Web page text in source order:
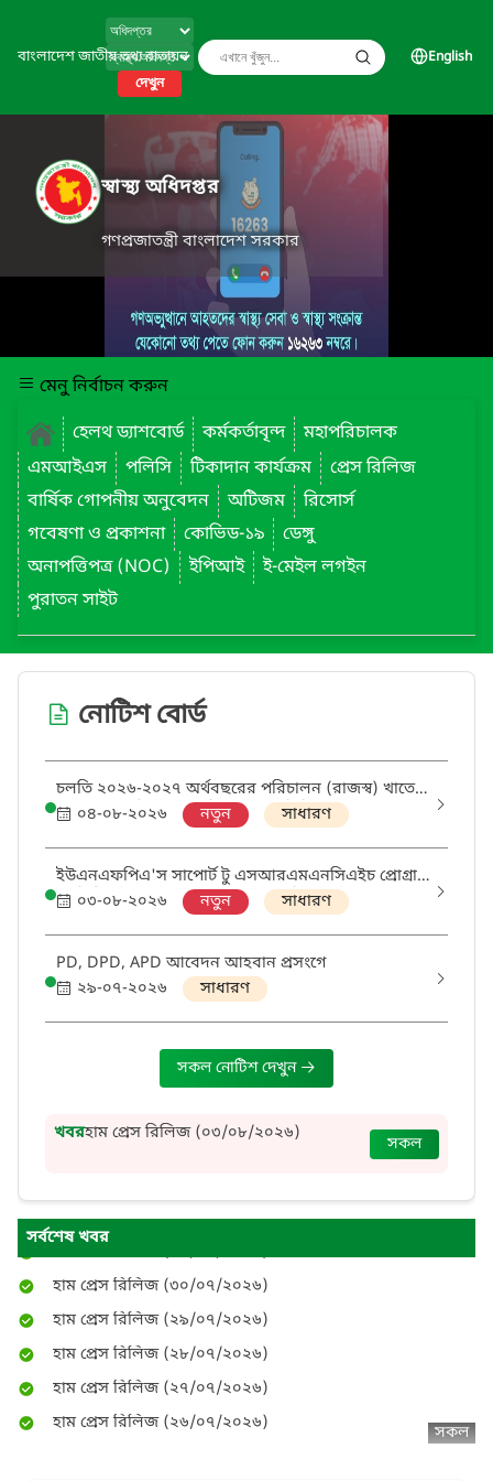
বাংলাদেশ জাতীয় তথ্য বাতায়ন
দেখুন
English
স্বাস্থ্য অধিদপ্তর
গণপ্রজাতন্ত্রী বাংলাদেশ সরকার
মেনু নির্বাচন করুন
হেলথ ড্যাশবোর্ড
কর্মকর্তাবৃন্দ
মহাপরিচালক
এমআইএস
পলিসি টিকাদান কার্যক্রম
প্রেস রিলিজ
বার্ষিক গোপনীয় অনুবেদন
অটিজম
রিসোর্স
গবেষণা ও প্রকাশনা
কোভিড-১৯
ডেঙ্গু
অনাপত্তিপত্র (NOC)
ইপিআই
ই-মেইল লগইন
পুরাতন সাইট
নোটিশ বোর্ড
চলতি ২০২৬-২০২৭ অর্থবছরের পরিচালন (রাজস্ব) খাতে
ক্রয়ের বাৎসরিক ক্রয় পরিকল্পনা (এপিপি) প্রণয়ন প্রসঙ্গে
০৪-০৮-২০২৬ নতুন সাধারণ
ইউএনএফপিএ'স সাপোর্ট টু এসআরএমএনসিএইচ প্রোগ্রাম
থ্রু ডিজিএইচএস প্রকল্পের আওতায় 'মিডওয়াইফ' এবং
'ডিস্ট্রিক্ট এসআরএইচআর কোঅর্ডিনেটর' পদের নিয়োগ
পরীক্ষায় উত্তীর্ণ ও অপেক্ষমানদের তালিকা
০৩-০৮-২০২৬ নতুন সাধারণ
PD, DPD, APD আবেদন আহবান প্রসংগে
২৯-০৭-২০২৬
সাধারণ
সকল নোটিশ দেখুন
খবরহাম প্রেস রিলিজ (০২/০৮/২০২৬) সকল
সর্বশেষ খবর
হাম প্রেস রিলিজ (০৫/০৮/২০২৬)
হাম প্রেস রিলিজ (০৪/০৮/২০২৬)
হাম প্রেস রিলিজ (০৩/০৮/২০২৬)
হাম প্রেস রিলিজ (০১/০৮/২০২৬)
হাম প্রেস রিলিজ (৩১/০৭/২০২৬)
হাম প্রেস রিলিজ (৩০/০৭/২০২৬)
হাম প্রেস রিলিজ (২৯/০৭/২০২৬)
হাম প্রেস রিলিজ (২৮/০৭/২০২৬)
হাম প্রেস রিলিজ (২৭/০৭/২০২৬)
হাম প্রেস রিলিজ (২৬/০৭/২০২৬)
হাম প্রেস রিলিজ (২৫/০৭/২০২৬)
সকল